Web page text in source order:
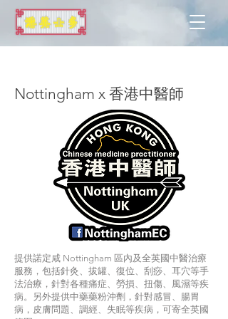
Nottingham x 香港中醫師
提供諾定咸 Nottingham 區內及全英國中醫治療
服務，包括針灸、拔罐、復位、刮痧、耳穴等手
法治療，針對各種痛症、勞損、扭傷、風濕等疾
病。另外提供中藥藥粉沖劑，針對感冒、腸胃
病，皮膚問題、調經、失眠等疾病，可寄全英國